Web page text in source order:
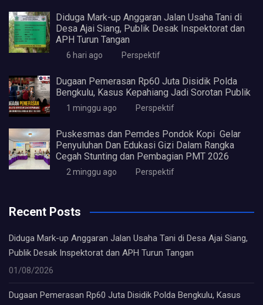
Diduga Mark-up Anggaran Jalan Usaha Tani di
Desa Ajai Siang, Publik Desak Inspektorat dan
APH Turun Tangan
6 hari ago Perspektif
Dugaan Pemerasan Rp60 Juta Disidik Polda
Bengkulu, Kasus Kepahiang Jadi Sorotan Publik
1 minggu ago Perspektif
Puskesmas dan Pemdes Pondok Kopi Gelar
Penyuluhan Dan Edukasi Gizi Dalam Rangka
Cegah Stunting dan Pembagian PMT 2026
2 minggu ago Perspektif
Recent Posts
Diduga Mark-up Anggaran Jalan Usaha Tani di Desa Ajai Siang,
Publik Desak Inspektorat dan APH Turun Tangan
01/08/2026
Dugaan Pemerasan Rp60 Juta Disidik Polda Bengkulu, Kasus